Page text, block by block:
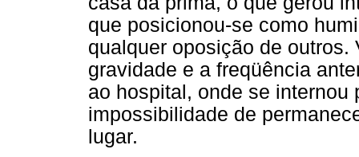
que posicionou-se como
qualquer oposição de outros.
gravidade e a freqüência
ao hospital, onde se internou
impossibilidade de
lugar.